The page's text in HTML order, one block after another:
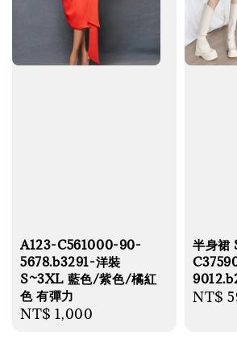
A123-C561000-90-
5678.b3291-洋裝
S~3XL 藍色/紫色/橘紅
色 有彈力
Regular
NT$ 1,000
半身裙
NT$